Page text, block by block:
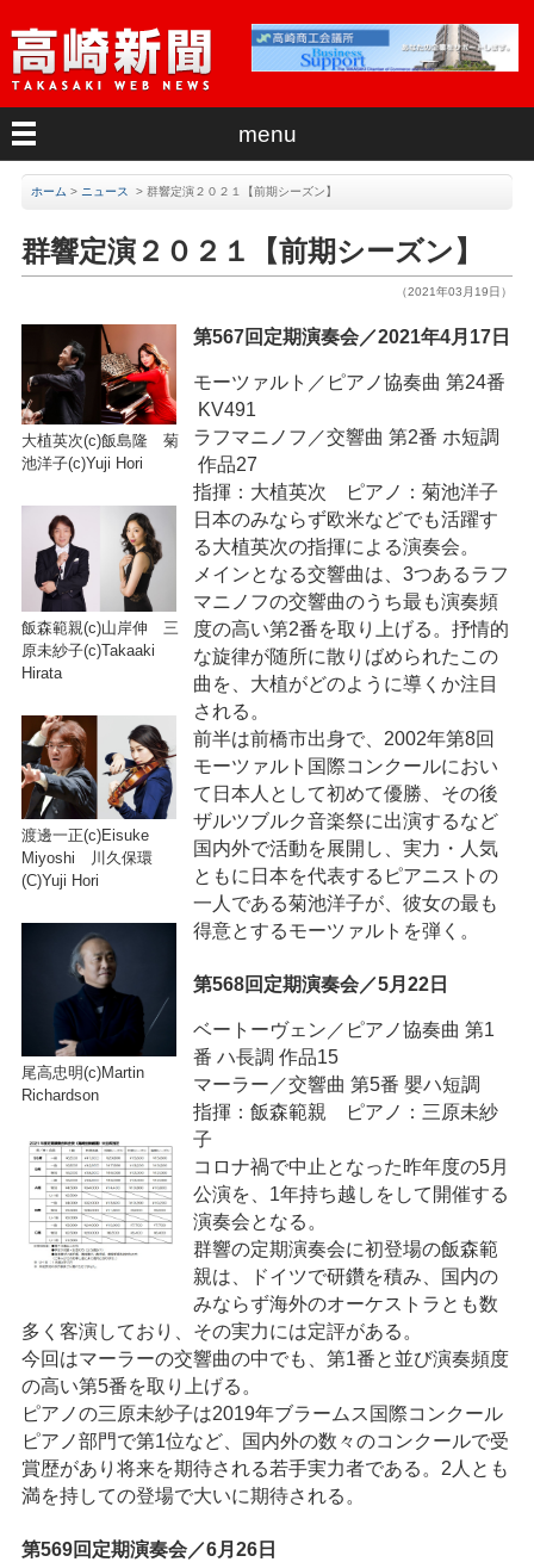
menu
ホーム > ニュース >群響定演２０２１【前期シーズン】
群響定演２０２１【前期シーズン】
（2021年03月19日）
大植英次(c)飯島隆 菊
池洋子(c)Yuji Hori
飯森範親(c)山岸伸 三
原未紗子(c)Takaaki
Hirata
渡邊一正(c)Eisuke
Miyoshi 川久保環
(C)Yuji Hori
尾高忠明(c)Martin
Richardson
第567回定期演奏会／2021年4月17日
モーツァルト／ピアノ協奏曲 第24番
KV491
ラフマニノフ／交響曲 第2番 ホ短調
作品27
指揮：大植英次 ピアノ：菊池洋子
日本のみならず欧米などでも活躍す
る大植英次の指揮による演奏会。
メインとなる交響曲は、3つあるラフ
マニノフの交響曲のうち最も演奏頻
度の高い第2番を取り上げる。抒情的
な旋律が随所に散りばめられたこの
曲を、大植がどのように導くか注目
される。
前半は前橋市出身で、2002年第8回
モーツァルト国際コンクールにおい
て日本人として初めて優勝、その後
ザルツブルク音楽祭に出演するなど
国内外で活動を展開し、実力・人気
ともに日本を代表するピアニストの
一人である菊池洋子が、彼女の最も
得意とするモーツァルトを弾く。
第568回定期演奏会／5月22日
ベートーヴェン／ピアノ協奏曲 第1
番 ハ長調 作品15
マーラー／交響曲 第5番 嬰ハ短調
指揮：飯森範親 ピアノ：三原未紗
子
コロナ禍で中止となった昨年度の5月
公演を、1年持ち越しをして開催する
演奏会となる。
群響の定期演奏会に初登場の飯森範
親は、ドイツで研鑽を積み、国内の
みならず海外のオーケストラとも数
多く客演しており、その実力には定評がある。
今回はマーラーの交響曲の中でも、第1番と並び演奏頻度
の高い第5番を取り上げる。
ピアノの三原未紗子は2019年ブラームス国際コンクール
ピアノ部門で第1位など、国内外の数々のコンクールで受
賞歴があり将来を期待される若手実力者である。2人とも
満を持しての登場で大いに期待される。
第569回定期演奏会／6月26日